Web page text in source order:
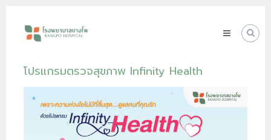
contentพยาบาล
choice
Good
Health
โปรแกรมตรวจสุขภาพ Infinity Health